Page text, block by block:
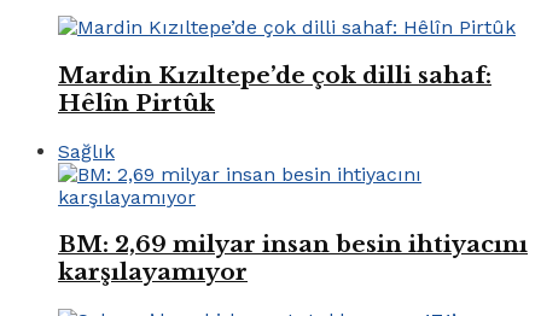
Mardin Kızıltepe’de çok dilli sahaf:
Hêlîn Pirtûk
Sağlık
BM: 2,69 milyar insan besin ihtiyacını
karşılayamıyor